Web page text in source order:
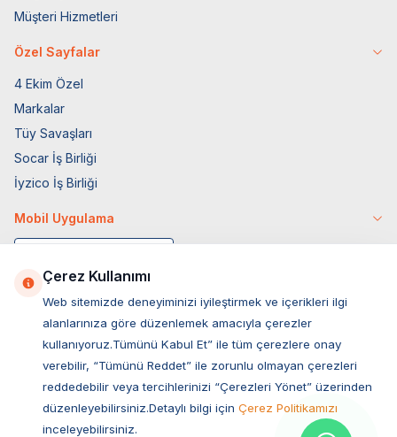
Müşteri Hizmetleri
Özel Sayfalar
4 Ekim Özel
Markalar
Tüy Savaşları
Socar İş Birliği
İyzico İş Birliği
Mobil Uygulama
Müşteri Hizmetleri
Çerez Kullanımı
Web sitemizde deneyiminizi iyileştirmek ve içerikleri ilgi
alanlarınıza göre düzenlemek amacıyla çerezler
kullanıyoruz.Tümünü Kabul Et” ile tüm çerezlere onay
verebilir, “Tümünü Reddet” ile zorunlu olmayan çerezleri
reddedebilir veya tercihlerinizi “Çerezleri Yönet” üzerinden
düzenleyebilirsiniz.Detaylı bilgi için Çerez Politikamızı
inceleyebilirsiniz.